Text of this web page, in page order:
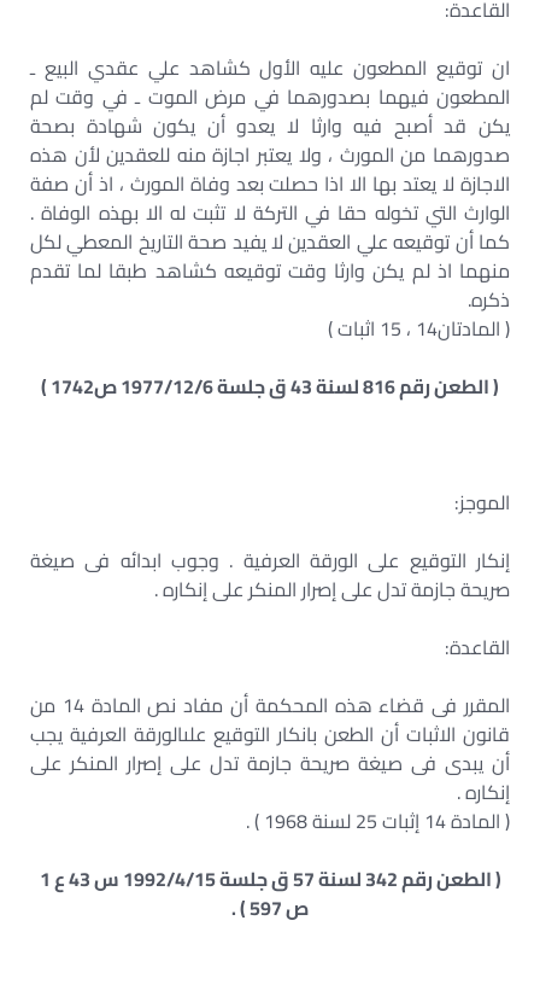
القاعدة:
ان توقيع المطعون عليه الأول كشاهد علي عقدي البيع ـ
المطعون فيهما بصدورهما في مرض الموت ـ في وقت لم
يكن قد أصبح فيه وارثا لا يعدو أن يكون شهادة بصحة
صدورهما من المورث ، ولا يعتبر اجازة منه للعقدين لأن هذه
الاجازة لا يعتد بها الا اذا حصلت بعد وفاة المورث ، اذ أن صفة
الوارث التي تخوله حقا في التركة لا تثبت له الا بهذه الوفاة .
كما أن توقيعه علي العقدين لا يفيد صحة التاريخ المعطي لكل
منهما اذ لم يكن وارثا وقت توقيعه كشاهد طبقا لما تقدم
ذكره.
( المادتان14 ، 15 اثبات )
( الطعن رقم 816 لسنة 43 ق جلسة 1977/12/6 ص1742 )
الموجز:
إنكار التوقيع على الورقة العرفية . وجوب ابدائه فى صيغة
صريحة جازمة تدل على إصرار المنكر على إنكاره .
القاعدة:
المقرر فى قضاء هذه المحكمة أن مفاد نص المادة 14 من
قانون الاثبات أن الطعن بانكار التوقيع علىالورقة العرفية يجب
أن يبدى فى صيغة صريحة جازمة تدل على إصرار المنكر على
إنكاره .
( المادة 14 إثبات 25 لسنة 1968 ) .
( الطعن رقم 342 لسنة 57 ق جلسة 1992/4/15 س 43 ع 1
ص 597 ) .